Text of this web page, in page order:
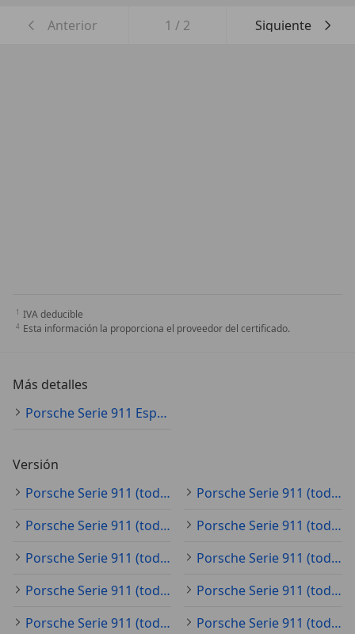
Anterior 1 / 2 Siguiente
IVA deducible
Esta información la proporciona el proveedor del certificado.
Más detalles
Porsche Serie 911 Especificaciones técnicas
Versión
Porsche Serie 911 (todo) 2.7
Porsche Serie 911 (todo) 3.2
Porsche Serie 911 (todo) 4
Porsche Serie 911 (todo) 4.0-rs
Porsche Serie 911 (todo) 4 gts
Porsche Serie 911 (todo) 4 S
Porsche Serie 911 (todo) 4S
Porsche Serie 911 (todo) 4S pdk
Porsche Serie 911 (todo) 50
Porsche Serie 911 (todo) 911-carrera-4s-cabriolet